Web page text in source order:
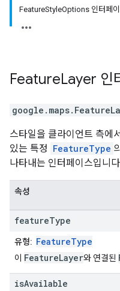
FeatureStyleOptions 인터페
FeatureLayer 인
google.maps.
스타일을 클라이언트 측에
있는 특정 FeatureType
나타내는 인터페이스입니
속성
featureType
유형: FeatureType
이 FeatureLayer와 연결된
isAvailable